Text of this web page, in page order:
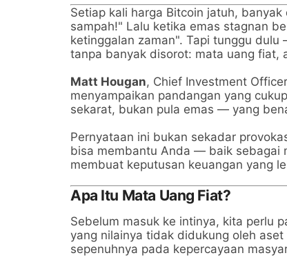
Setiap kali harga Bitcoin jatuh,
sampah!" Lalu ketika emas stagnan
ketinggalan zaman". Tapi tunggu
tanpa banyak disorot: mata uang fiat,
Matt Hougan, Chief Investment
menyampaikan pandangan yang
sekarat, bukan pula emas — yang
Pernyataan ini bukan sekadar
bisa membantu Anda — baik sebagai
membuat keputusan keuangan yang
Apa Itu Mata Uang Fiat?
Sebelum masuk ke intinya, kita perlu
yang nilainya tidak didukung oleh
sepenuhnya pada kepercayaan